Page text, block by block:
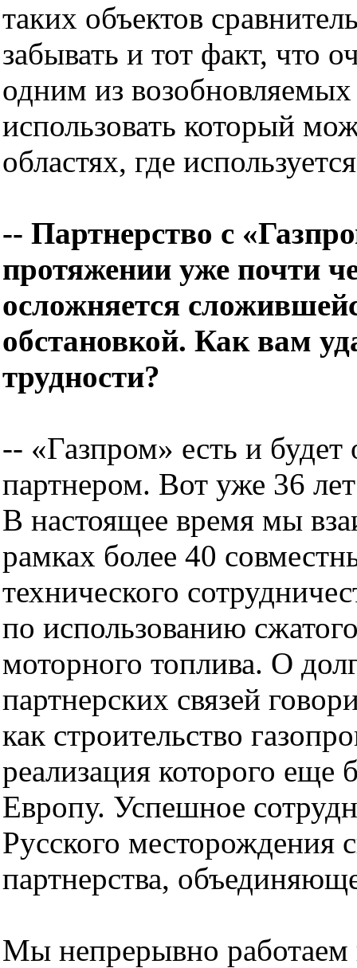
таких объектов
забывать и тот факт, что
одним из
использовать который
областях, где
-- Партнерство с
протяжении уже почти
осложняется
обстановкой. Как вам
трудности?
-- «Газпром» есть и
партнером. Вот уже 36
В настоящее время мы
рамках более 40
технического
по использованию
моторного топлива. О
партнерских связей
как строительство
реализация которого
Европу. Успешное
Русского месторождения
партнерства,
Мы непрерывно работаем